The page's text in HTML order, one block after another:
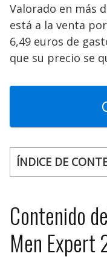
Valorado en más
está a la venta por
6,49 euros de
que su precio se
ÍNDICE DE
Contenido
Men Expert